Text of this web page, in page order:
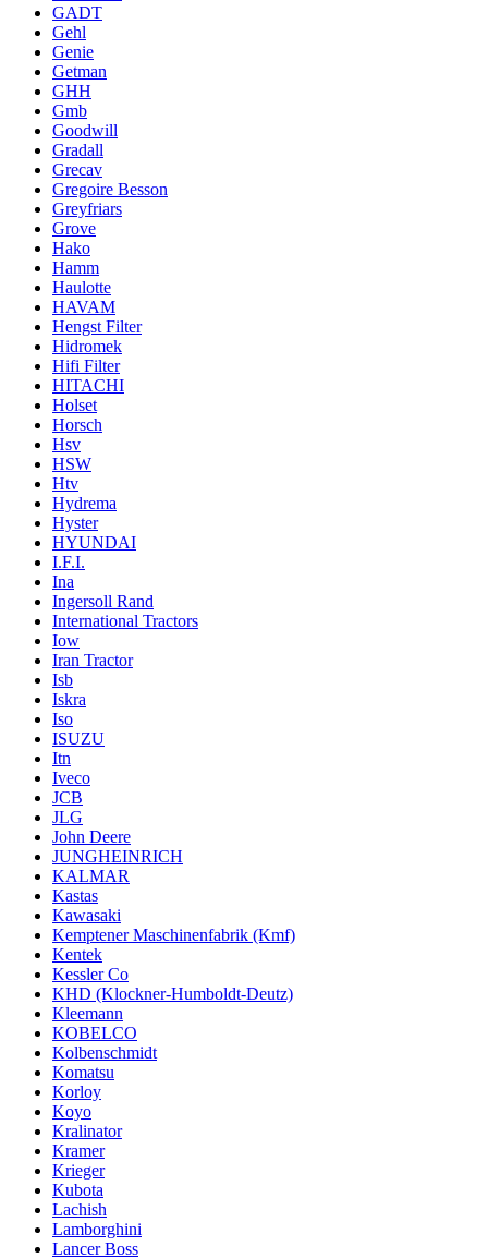
GADT
Gehl
Genie
Getman
GHH
Gmb
Goodwill
Gradall
Grecav
Gregoire Besson
Greyfriars
Grove
Hako
Hamm
Haulotte
HAVAM
Hengst Filter
Hidromek
Hifi Filter
HITACHI
Holset
Horsch
Hsv
HSW
Htv
Hydrema
Hyster
HYUNDAI
I.F.I.
Ina
Ingersoll Rand
International Tractors
Iow
Iran Tractor
Isb
Iskra
Iso
ISUZU
Itn
Iveco
JCB
JLG
John Deere
JUNGHEINRICH
KALMAR
Kastas
Kawasaki
Kemptener Maschinenfabrik (Kmf)
Kentek
Kessler Co
KHD (Klockner-Humboldt-Deutz)
Kleemann
KOBELCO
Kolbenschmidt
Komatsu
Korloy
Koyo
Kralinator
Kramer
Krieger
Kubota
Lachish
Lamborghini
Lancer Boss